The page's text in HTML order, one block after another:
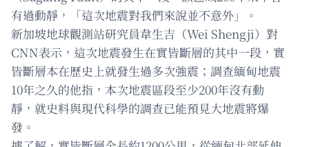
有過動靜，「這次地震對我們來說並不意外」。
新加坡地球觀測站研究員韋生吉（Wei Shengji）對
CNN表示，這次地震發生在實皆斷層的其中一段，實
皆斷層本在歷史上就發生過多次強震；調查緬甸地震
10年之久的他指，本次地震區段至少200年沒有動
靜，就史料與現代科學的調查已能預見大地震將爆
發。